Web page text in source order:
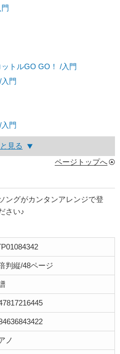
トルGO GO！ /入門
門
門
見る
ページトップへ
ングがカンタンアレンジで登
さい♪
判縦/48ページ
ノ